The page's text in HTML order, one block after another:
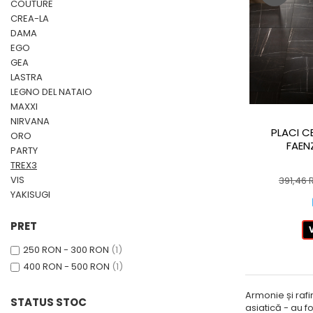
LEGNO VENEZIA
OSSIDO
OXIDE
RARE
SETA
SLATE
LA FAENTZA XXL
AESTHETICA
BIANCO
COCOON
MAXXI
PARTY
VIS
IMOLA CERAMICA XXL
AZUMA
AESTHETICA
BIANCO
BLANCO
COCOON
COTTOFAENZA
COUTURE
COUTURE
CREA-LA
DAMA
EGO
LASTRA
MAXXI
ORO
D_SEGNI COLORE
D_SEGNI
THIN WALL COVERING
LAVOARE
ROBINETI
FRATTINI
KLUDI
FDESIGN
MOBILIER BAIE
VASE WC SI BIDEURI
REZERVOARE WC
PISOARE
ACCESORII-BAIE
SCAUN
TETIERĂ CADĂ
MĂSUȚĂ CADĂ
SANITARE SPECIALE
COUTURE
CREA-LA
DAMA
EGO
GEA
LASTRA
LEGNO DEL NATAIO
MAXXI
NIRVANA
ORO
PARTY
TREX3
VIS
YAKISUGI
PRET
250 RON - 300 RON (1)
400 RON - 500 RON (1)
STATUS STOC
PLACI
391,46
Armonie și
asiatică - au